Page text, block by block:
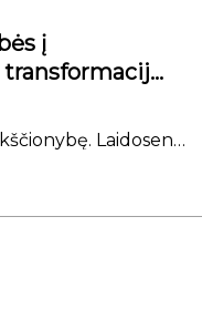
į
transformacijų
Laidosena